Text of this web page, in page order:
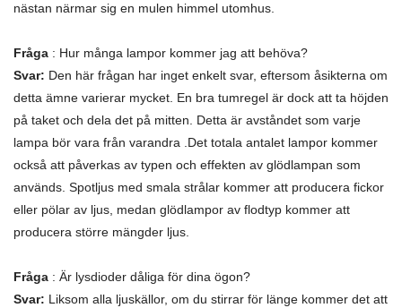
nästan närmar sig en mulen himmel utomhus.
Fråga : Hur många lampor kommer jag att behöva?
Svar: Den här frågan har inget enkelt svar, eftersom åsikterna om
detta ämne varierar mycket. En bra tumregel är dock att ta höjden
på taket och dela det på mitten. Detta är avståndet som varje
lampa bör vara från varandra .Det totala antalet lampor kommer
också att påverkas av typen och effekten av glödlampan som
används. Spotljus med smala strålar kommer att producera fickor
eller pölar av ljus, medan glödlampor av flodtyp kommer att
producera större mängder ljus.
Fråga : Är lysdioder dåliga för dina ögon?
Svar: Liksom alla ljuskällor, om du stirrar för länge kommer det att